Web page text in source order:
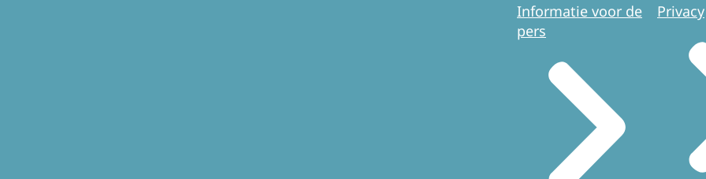
Informatie voor de
pers
Privacy